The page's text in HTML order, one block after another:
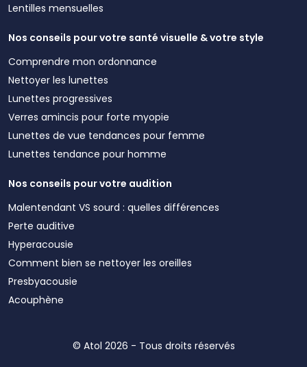
Lentilles mensuelles
Nos conseils pour votre santé visuelle & votre style
Comprendre mon ordonnance
Nettoyer les lunettes
Lunettes progressives
Verres amincis pour forte myopie
Lunettes de vue tendances pour femme
Lunettes tendance pour homme
Nos conseils pour votre audition
Malentendant VS sourd : quelles différences
Perte auditive
Hyperacousie
Comment bien se nettoyer les oreilles
Presbyacousie
Acouphène
© Atol 2026 - Tous droits réservés